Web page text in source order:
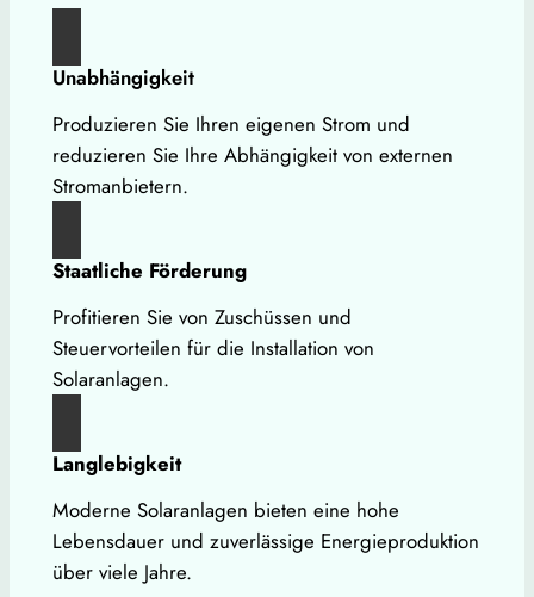
Unabhängigkeit
Produzieren Sie Ihren eigenen Strom und
reduzieren Sie Ihre Abhängigkeit von externen
Stromanbietern.
Staatliche Förderung
Profitieren Sie von Zuschüssen und
Steuervorteilen für die Installation von
Solaranlagen.
Langlebigkeit
Moderne Solaranlagen bieten eine hohe
Lebensdauer und zuverlässige Energieproduktion
über viele Jahre.